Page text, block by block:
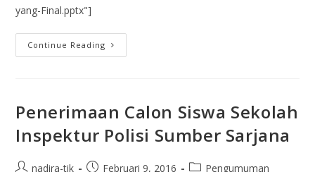
yang-Final.pptx"]
Continue Reading
Penerimaan Calon Siswa Sekolah
Inspektur Polisi Sumber Sarjana
nadira-tik Februari 9, 2016 Pengumuman